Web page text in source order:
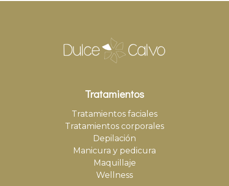
Tratamientos
Tratamientos faciales
Tratamientos corporales
Depilación
Manicura y pedicura
Maquillaje
Wellness